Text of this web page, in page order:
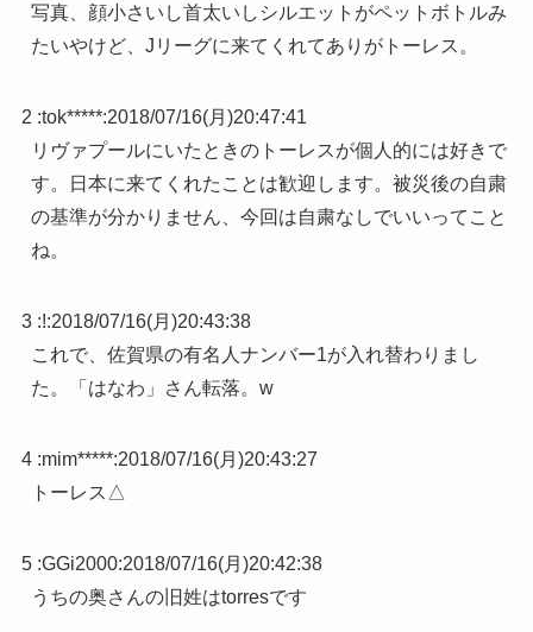
写真、顔小さいし首太いしシルエットがペットボトルみ
たいやけど、Jリーグに来てくれてありがトーレス。
2 :tok*****:2018/07/16(月)20:47:41
リヴァプールにいたときのトーレスが個人的には好きで
す。日本に来てくれたことは歓迎します。被災後の自粛
の基準が分かりません、今回は自粛なしでいいってこと
ね。
3 :!:2018/07/16(月)20:43:38
これで、佐賀県の有名人ナンバー1が入れ替わりまし
た。「はなわ」さん転落。w
4 :mim*****:2018/07/16(月)20:43:27
トーレス△
5 :GGi2000:2018/07/16(月)20:42:38
うちの奥さんの旧姓はtorresです